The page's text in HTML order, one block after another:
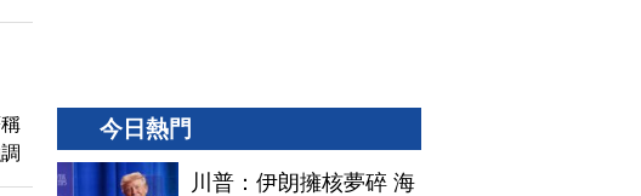
今日熱門
川普：伊朗擁核夢碎 海